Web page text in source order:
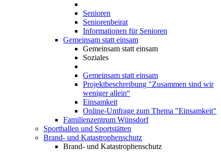
Senioren
Seniorenbeirat
Informationen für Senioren
Gemeinsam statt einsam
Gemeinsam statt einsam
Soziales
Gemeinsam statt einsam
Projektbeschreibung "Zusammen sind wir
weniger allein“
Einsamkeit
Online-Umfrage zum Thema "Einsamkeit"
Familienzentrum Wünsdorf
Sporthallen und Sportstätten
Brand- und Katastrophenschutz
Brand- und Katastrophenschutz